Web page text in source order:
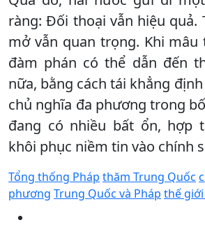
ràng: Đối thoại vẫn hiệu quả.
mở vẫn quan trọng. Khi mâu
đàm phán có thể dẫn đến
nữa, bằng cách tái khẳng
chủ nghĩa đa phương trong
đang có nhiều bất ổn, hợp
khôi phục niềm tin vào chính
Tổng thống Pháp thăm Trung Quốc
phương Trung Quốc và Pháp thế